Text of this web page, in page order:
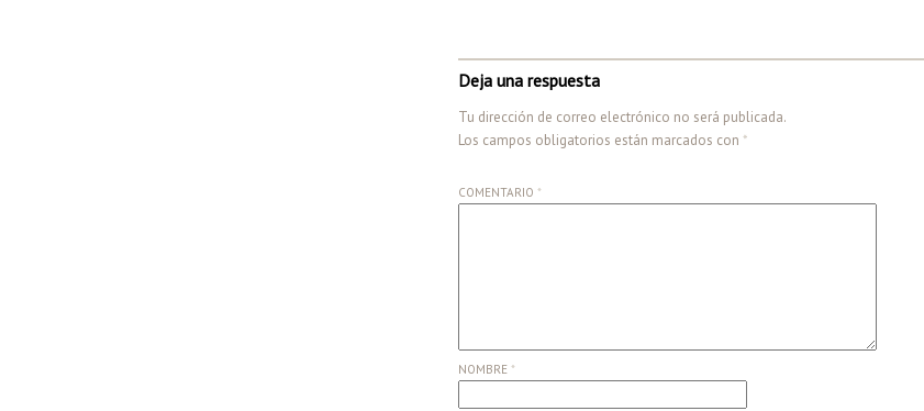
Deja una respuesta
Tu dirección de correo electrónico no será publicada.
Los campos obligatorios están marcados con *
COMENTARIO *
NOMBRE *